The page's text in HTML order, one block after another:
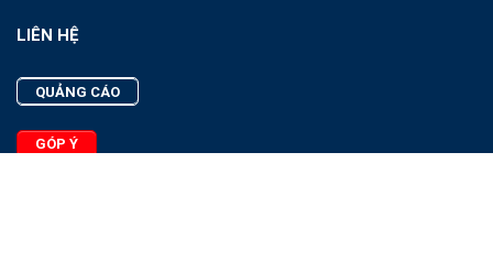
LIÊN HỆ
QUẢNG CÁO
GÓP Ý